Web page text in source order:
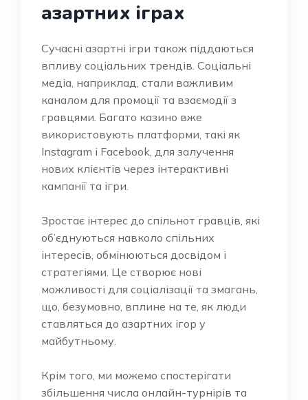
азартних іграх
Сучасні азартні ігри також піддаються
впливу соціальних трендів. Соціальні
медіа, наприклад, стали важливим
каналом для промоції та взаємодії з
гравцями. Багато казино вже
використовують платформи, такі як
Instagram і Facebook, для залучення
нових клієнтів через інтерактивні
кампанії та ігри.
Зростає інтерес до спільнот гравців, які
об’єднуються навколо спільних
інтересів, обмінюються досвідом і
стратегіями. Це створює нові
можливості для соціалізації та змагань,
що, безумовно, вплине на те, як люди
ставляться до азартних ігор у
майбутньому.
Крім того, ми можемо спостерігати
збільшення числа онлайн-турнірів та